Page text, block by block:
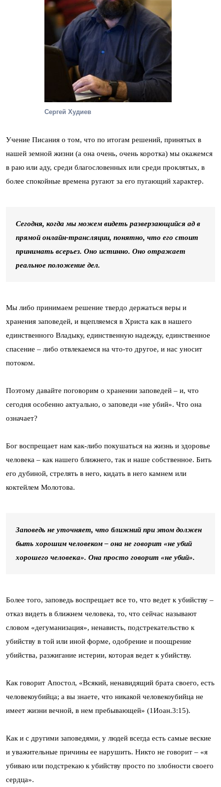
Сергей Худиев
Учение Писания о том, что по итогам решений, принятых в
нашей земной жизни (а она очень, очень коротка) мы окажемся
в раю или аду, среди благословенных или среди проклятых, в
более спокойные времена ругают за его пугающий характер.
Сегодня, когда мы можем видеть разверзающийся ад в
прямой онлайн-трансляции, понятно, что его стоит
принимать всерьез. Оно истинно. Оно отражает
реальное положение дел.
Мы либо принимаем решение твердо держаться веры и
хранения заповедей, и вцепляемся в Христа как в нашего
единственного Владыку, единственную надежду, единственное
спасение – либо отвлекаемся на что-то другое, и нас уносит
потоком.
Поэтому давайте поговорим о хранении заповедей – и, что
сегодня особенно актуально, о заповеди «не убий». Что она
означает?
Бог воспрещает нам как-либо покушаться на жизнь и здоровье
человека – как нашего ближнего, так и наше собственное. Бить
его дубиной, стрелять в него, кидать в него камнем или
коктейлем Молотова.
Заповедь не уточняет, что ближний при этом должен
быть хорошим человеком – она не говорит «не убий
хорошего человека». Она просто говорит «не убий».
Более того, заповедь воспрещает все то, что ведет к убийству –
отказ видеть в ближнем человека, то, что сейчас называют
словом «дегуманизация», ненависть, подстрекательство к
убийству в той или иной форме, одобрение и поощрение
убийства, разжигание истерии, которая ведет к убийству.
Как говорит Апостол, «Всякий, ненавидящий брата своего, есть
человекоубийца; а вы знаете, что никакой человекоубийца не
имеет жизни вечной, в нем пребывающей» (1Иоан.3:15).
Как и с другими заповедями, у людей всегда есть самые веские
и уважительные причины ее нарушить. Никто не говорит – «я
убиваю или подстрекаю к убийству просто по злобности своего
сердца».